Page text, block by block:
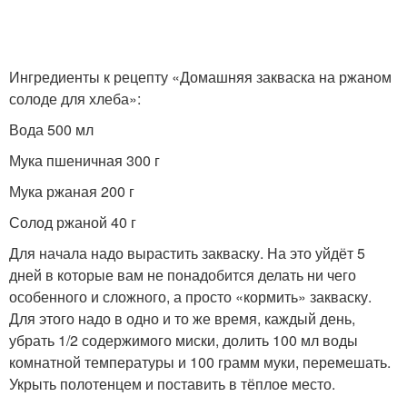
Хлебная закваска
хлеба
закваска
Хлеб на бездрожжевой
закваске
Пшеничная закваска
Ингредиенты к рецепту «Домашняя закваска на ржаном
солоде для хлеба»:
Вода 500 мл
Мука пшеничная 300 г
Мука ржаная 200 г
Солод ржаной 40 г
Для начала надо вырастить закваску. На это уйдёт 5
дней в которые вам не понадобится делать ни чего
особенного и сложного, а просто «кормить» закваску.
Для этого надо в одно и то же время, каждый день,
убрать 1/2 содержимого миски, долить 100 мл воды
комнатной температуры и 100 грамм муки, перемешать.
Укрыть полотенцем и поставить в тёплое место.